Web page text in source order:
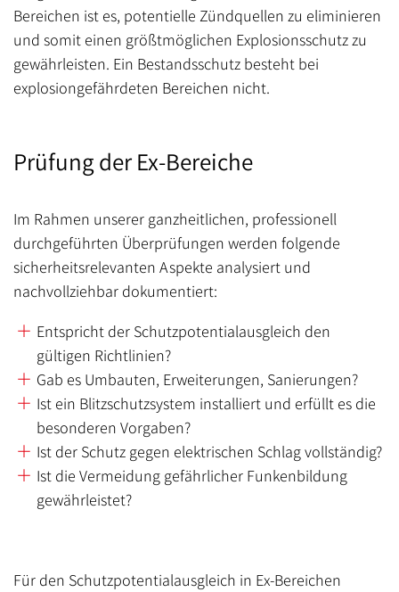
Bereichen ist es, potentielle Zündquellen zu eliminieren
und somit einen größtmöglichen Explosionsschutz zu
gewährleisten. Ein Bestandsschutz besteht bei
explosiongefährdeten Bereichen nicht.
Prüfung der Ex-Bereiche
Im Rahmen unserer ganzheitlichen, professionell
durchgeführten Überprüfungen werden folgende
sicherheitsrelevanten Aspekte analysiert und
nachvollziehbar dokumentiert:
Entspricht der Schutzpotentialausgleich den
gültigen Richtlinien?
Gab es Umbauten, Erweiterungen, Sanierungen?
Ist ein Blitzschutzsystem installiert und erfüllt es die
besonderen Vorgaben?
Ist der Schutz gegen elektrischen Schlag vollständig?
Ist die Vermeidung gefährlicher Funkenbildung
gewährleistet?
Für den Schutzpotentialausgleich in Ex-Bereichen